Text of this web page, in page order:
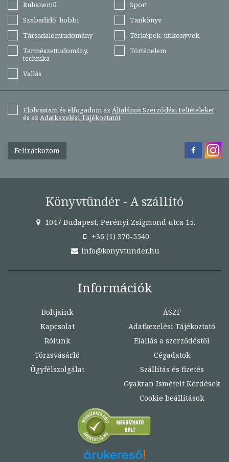
Ruhanemű
Sport
Szabadidő, hobbi
Tankönyv
Társadalomtudomány
Térképek, útikönyvek
Természettudomány,
technika
Történelem
Vallás
Elolvastam és elfogadom az Általános Szerződési Feltételeket
és az Adatkezelési Tájékoztatót
Feliratkozom
Könyvtündér - A szállító
1047 Budapest, Perényi Zsigmond utca 15.
+36 (1) 370-5540
info@konyvtunder.hu
Információk
Boltjaink
Kapcsolat
Rólunk
Törzsvásárló
Ügyfélszolgálat
ÁSZF
Adatkezelési Tájékoztató
Elállás a szerződéstől
Cégadatok
Szállítás és fizetés
Gyakran Ismételt Kérdések
Cookie beállítások